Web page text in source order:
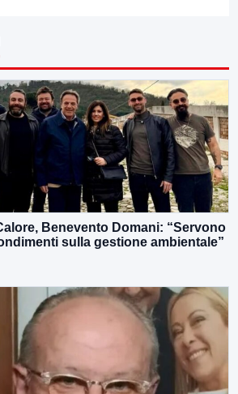
Benevento Domani: “Servono
sulla gestione ambientale”